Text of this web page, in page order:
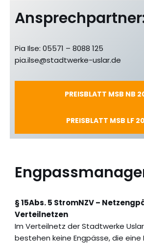
Pia Ilse: 05571 – 8088 125
pia.ilse@stadtwerke-uslar.de
PREISBLATT MSB NB
PREISBLATT MSB LF
§ 15Abs. 5 StromNZV –
Verteilnetzen
Im Verteilnetz der Stadtwerke
bestehen keine Engpässe, die